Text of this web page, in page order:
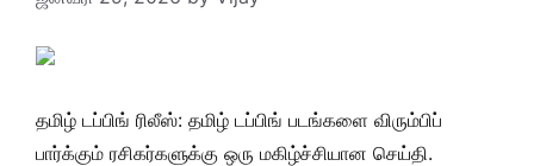
தமிழ் டப்பிங் ரிலீஸ்: தமிழ் டப்பிங் படங்களை விரும்பிப்
பார்க்கும் ரசிகர்களுக்கு ஒரு மகிழ்ச்சியான செய்தி.